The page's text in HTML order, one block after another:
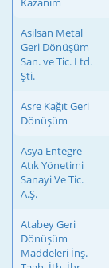
Asilsan Metal
Geri Dönüşüm
San. ve Tic. Ltd.
Şti.
Asre Kağıt Geri
Dönüşüm
Asya Entegre
Atık Yönetimi
Sanayi Ve Tic.
A.Ş.
Atabey Geri
Dönüşüm
Maddeleri İnş.